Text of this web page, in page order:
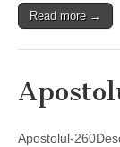
Read more →
Apostolul-